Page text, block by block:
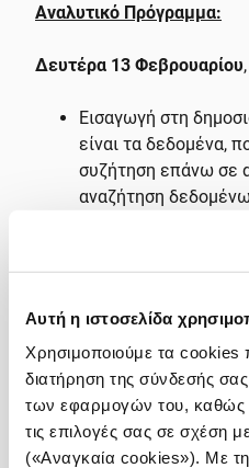
Αυτή η ιστοσελίδα
Χρησιμοποιούμε τα cookies
διατήρηση της σύνδεσής
των εφαρμογών του, καθώς
τις επιλογές σας σε σχέση
(«Αναγκαία cookies»). Με
Αναλυτικό Πρόγραμμα:
Δευτέρα 13 Φεβρουαρίου,
Εισαγωγή στη
είναι τα δεδομένα,
συζήτηση επάνω σε
αναζήτηση
Τρίτη 14 Φεβρουαρίου,
Mentorship επάνω σε
ενδεχομένως
δουλέψουν οι
και χρειάζονται
το επιθυμούν)